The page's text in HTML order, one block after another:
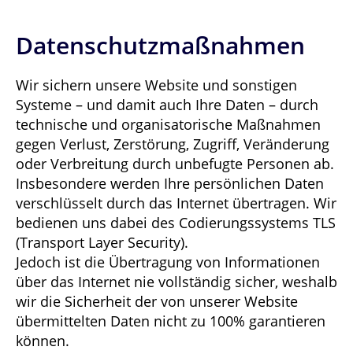
Datenschutzmaßnahmen
Wir sichern unsere Website und sonstigen
Systeme – und damit auch Ihre Daten – durch
technische und organisatorische Maßnahmen
gegen Verlust, Zerstörung, Zugriff, Veränderung
oder Verbreitung durch unbefugte Personen ab.
Insbesondere werden Ihre persönlichen Daten
verschlüsselt durch das Internet übertragen. Wir
bedienen uns dabei des Codierungssystems TLS
(Transport Layer Security).
Jedoch ist die Übertragung von Informationen
über das Internet nie vollständig sicher, weshalb
wir die Sicherheit der von unserer Website
übermittelten Daten nicht zu 100% garantieren
können.